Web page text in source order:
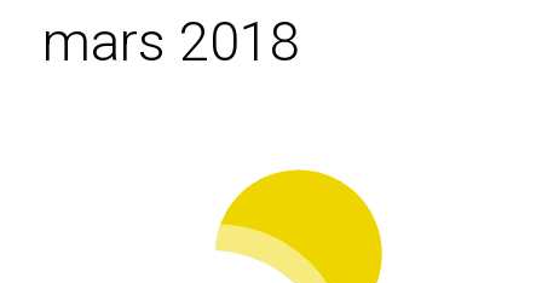
mars 2018